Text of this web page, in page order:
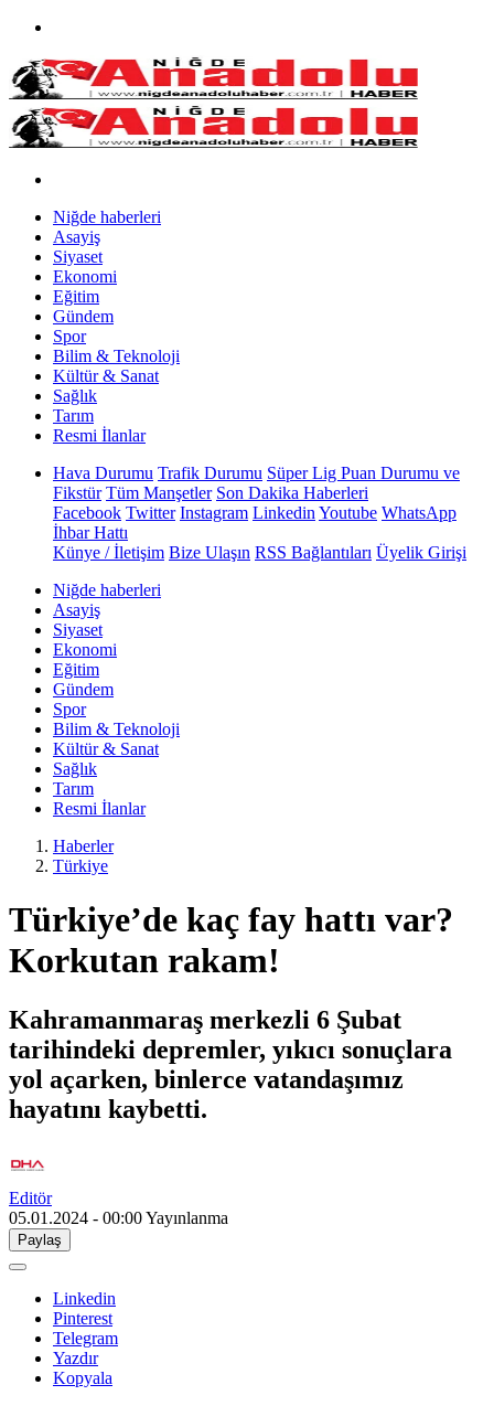
Niğde haberleri
Asayiş
Siyaset
Ekonomi
Eğitim
Gündem
Spor
Bilim & Teknoloji
Kültür & Sanat
Sağlık
Tarım
Resmi İlanlar
Hava Durumu Trafik Durumu Süper Lig Puan Durumu ve
Fikstür Tüm Manşetler Son Dakika Haberleri
Facebook Twitter Instagram Linkedin Youtube WhatsApp
İhbar Hattı
Künye / İletişim Bize Ulaşın RSS Bağlantıları Üyelik Girişi
Niğde haberleri
Asayiş
Siyaset
Ekonomi
Eğitim
Gündem
Spor
Bilim & Teknoloji
Kültür & Sanat
Sağlık
Tarım
Resmi İlanlar
Haberler
Türkiye
Türkiye’de kaç fay hattı var?
Korkutan rakam!
Kahramanmaraş merkezli 6 Şubat
tarihindeki depremler, yıkıcı sonuçlara
yol açarken, binlerce vatandaşımız
hayatını kaybetti.
Editör
05.01.2024 - 00:00Yayınlanma
Paylaş
Linkedin
Pinterest
Telegram
Yazdır
Kopyala